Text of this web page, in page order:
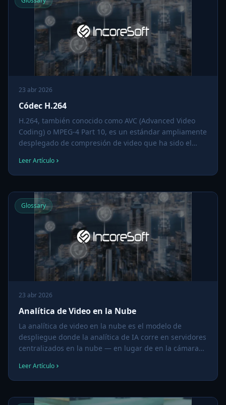
23 abr 2026
Códec H.264
H.264, también conocido como AVC (Advanced Video
Coding) o MPEG-4 Part 10, es un estándar ampliamente
desplegado de compresión de video que ha sido el
de una década. Balancea eficiencia de compresión,
costo computacional y amplio soporte del ecosistema.
Leer Artículo
Glossary
23 abr 2026
Analítica de Video en la Nube
La analítica de video en la nube es el modelo de
despliegue donde la analítica de IA corre en servidores
centralizados en la nube — en lugar de en la cámara
cámara ingestados por internet y los resultados
entregados a operadores vía dashboards web o
Leer Artículo